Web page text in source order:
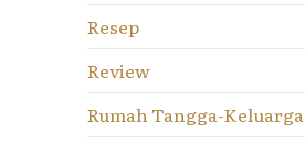
Resep
Review
Rumah Tangga-Keluarga